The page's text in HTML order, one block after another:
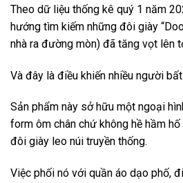
Theo dữ liệu thống kê quý 1 năm
hướng tìm kiếm những đôi giày
nhà ra đường mòn) đã tăng vọt lên
Và đây là điều khiến nhiều người
Sản phẩm này sở hữu một ngoại
form ôm chân chứ không hề hầm
đôi giày leo núi truyền thống.
Việc phối nó với quần áo dạo phố,